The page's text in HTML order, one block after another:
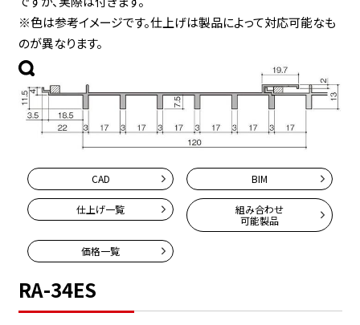
※色は参考イメージです。仕上げは製品によって対応可能なも
のが異なります。
CAD BIM
仕上げ一覧
組み合わせ
可能製品
価格一覧
RA-34ES